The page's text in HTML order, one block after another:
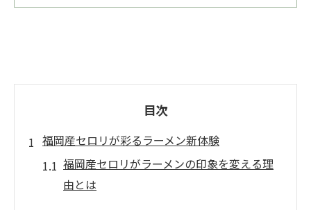
目次
福岡産セロリが彩るラーメン新体験
福岡産セロリがラーメンの印象を変える理
由とは